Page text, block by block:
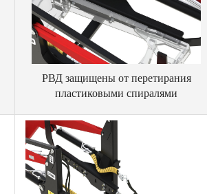
РВД защищены от перетирания
пластиковыми спиралями